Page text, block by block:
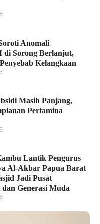
Anomali
di Sorong Berlanjut,
Kelangkaan
Masih Panjang,
Pertamina
Lantik Pengurus
Al-Akbar Papua Barat
Jadi Pusat
Generasi Muda